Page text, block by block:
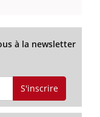
à la newsletter
S'inscrire